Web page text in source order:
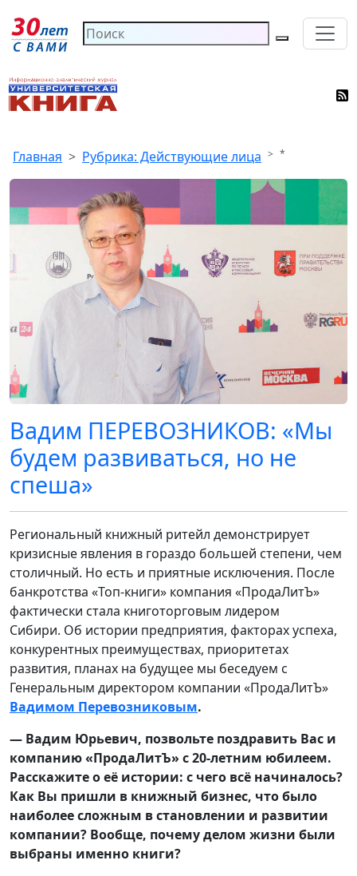
Главная Рубрика: Действующие лица *
Вадим ПЕРЕВОЗНИКОВ: «Мы
будем развиваться, но не
спеша»
Региональный книжный ритейл демонстрирует
кризисные явления в гораздо большей степени, чем
столичный. Но есть и приятные исключения. После
банкротства «Топ-книги» компания «ПродаЛитЪ»
фактически стала книготорговым лидером
Сибири. Об истории предприятия, факторах успеха,
конкурентных преимуществах, приоритетах
развития, планах на будущее мы беседуем с
Генеральным директором компании «ПродаЛитЪ»
Вадимом Перевозниковым.
— Вадим Юрьевич, позвольте поздравить Вас и
компанию «ПродаЛитЪ» с 20-летним юбилеем.
Расскажите о её истории: с чего всё начиналось?
Как Вы пришли в книжный бизнес, что было
наиболее сложным в становлении и развитии
компании? Вообще, почему делом жизни были
выбраны именно книги?